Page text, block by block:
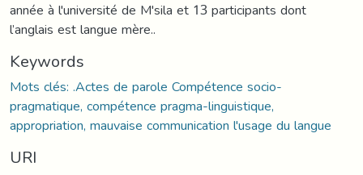
année à l'université de M'sila et 13 participants dont
l’anglais est langue mère..
Keywords
Mots clés: .Actes de parole Compétence socio-
pragmatique, compétence pragma-linguistique,
appropriation, mauvaise communication l'usage du langue
URI